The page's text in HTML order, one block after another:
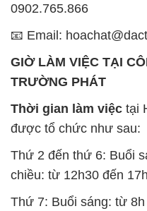
0902.765.866
📧 Email:
GIỜ LÀM VIỆC TẠI
TRƯỜNG PHÁT
Thời gian làm việc tại
được tổ chức như sau:
Thứ 2 đến thứ 6: Buổi
chiều: từ 12h30 đến 17h
Thứ 7: Buổi sáng: từ